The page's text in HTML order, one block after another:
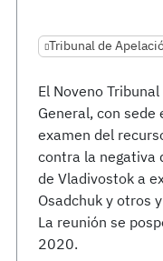
Tribunal de
El Noveno
General, con sede
examen del
contra la negativa
de Vladivostok a
Osadchuk y otros
La reunión se
2020.